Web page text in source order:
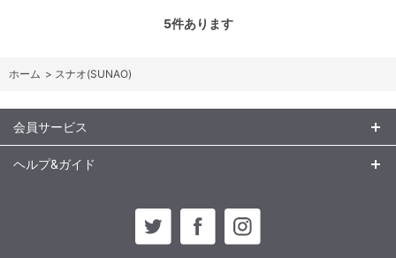
5件あります
ホーム > スナオ(SUNAO)
会員サービス
ヘルプ&ガイド